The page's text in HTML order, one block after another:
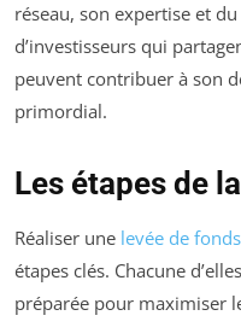
réseau, son expertise et
d’investisseurs qui
peuvent contribuer à son
primordial.
Les étapes de
Réaliser une levée de fonds
étapes clés. Chacune
préparée pour maximiser